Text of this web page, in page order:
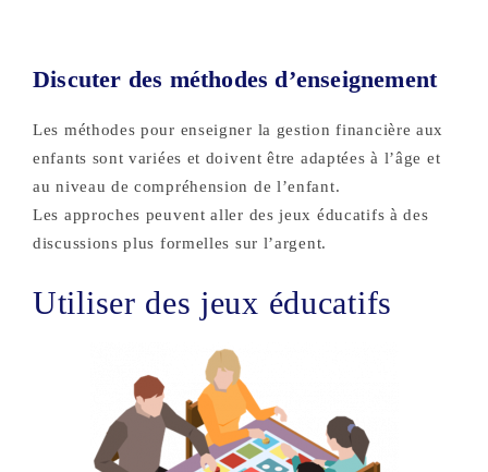
Discuter des méthodes d’enseignement
Les méthodes pour enseigner la gestion financière aux
enfants sont variées et doivent être adaptées à l’âge et
au niveau de compréhension de l’enfant.
Les approches peuvent aller des jeux éducatifs à des
discussions plus formelles sur l’argent.
Utiliser des jeux éducatifs